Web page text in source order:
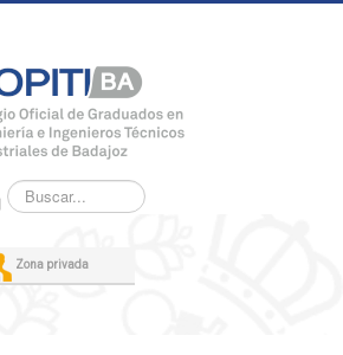
Buscar...
Zona privada